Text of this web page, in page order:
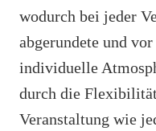
wodurch bei jeder
abgerundete und
individuelle
durch die
Veranstaltung wie